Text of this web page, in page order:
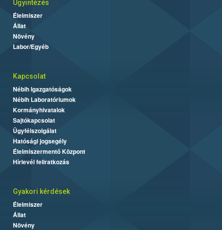
Ügyintézés
Élelmiszer
Állat
Növény
Labor/Egyéb
Kapcsolat
Nébih Igazgatóságok
Nébih Laboratóriumok
Kormányhivatalok
Sajtókapcsolat
Ügyfélszolgálat
Hatósági jogsegély
Élelmiszermentő Központ
Hírlevél feliratkozás
Gyakori kérdések
Élelmiszer
Állat
Növény